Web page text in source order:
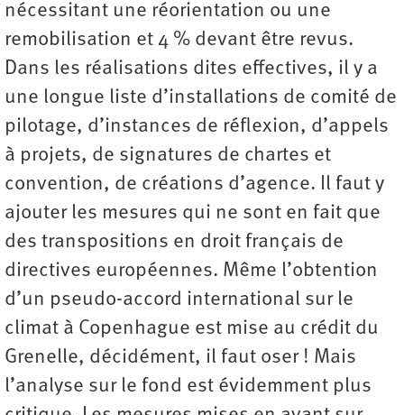
nécessitant une ré­orientation ou une
remobilisation et 4 % devant être revus.
Dans les réalisations dites effectives, il y a
une longue liste d’installations de comité de
pilotage, d’instances de réflexion, d’appels
à projets, de signatures de chartes et
convention, de créations d’agence. Il faut y
ajouter les mesures qui ne sont en fait que
des transpositions en droit français de
directives européennes. Même l’obtention
d’un pseudo-accord international sur le
climat à Copenhague est mise au crédit du
Grenelle, décidément, il faut oser ! Mais
l’analyse sur le fond est évidemment plus